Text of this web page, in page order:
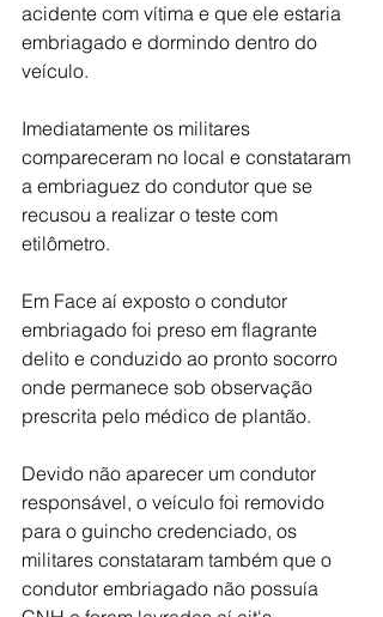
acidente com vítima e que ele estaria
embriagado e dormindo dentro do
veículo.
Imediatamente os militares
compareceram no local e constataram
a embriaguez do condutor que se
recusou a realizar o teste com
etilômetro.
Em Face aí exposto o condutor
embriagado foi preso em flagrante
delito e conduzido ao pronto socorro
onde permanece sob observação
prescrita pelo médico de plantão.
Devido não aparecer um condutor
responsável, o veículo foi removido
para o guincho credenciado, os
militares constataram também que o
condutor embriagado não possuía